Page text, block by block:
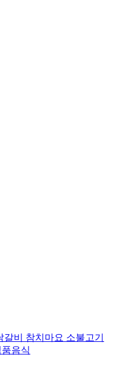
갈비 참치마요 소불고기
음식